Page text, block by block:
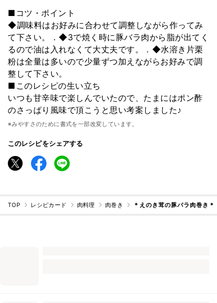
■コツ・ポイント
◆調味料はお好みに合わせて調整しながら作ってみ
て下さい。．◆3で焼く時に豚バラ肉から脂が出てく
るので油は入れなくて大丈夫です。．◆水溶き片栗
粉は全量は多いので少量ずつ加えながらお好みで調
整して下さい。
■このレシピの生い立ち
いつも甘辛味で楽しんでいたので、たまにはポン酢
のさっぱり風味で頂こうと思い考案しました♪
※みやすさのために書式を一部改変しています。
このレシピをシェアする
TOP レシピカード 肉料理 肉巻き ＊えのき茸の豚バラ肉巻き＊